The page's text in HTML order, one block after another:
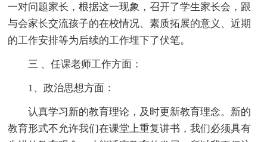
一对问题家长，根据这一现象，召开了学生家长会，跟
与会家长交流孩子的在校情况、素质拓展的意义、近期
的工作安排等为后续的工作埋下了伏笔。
三 、任课老师工作方面：
1、政治思想方面：
认真学习新的教育理论，及时更新教育理念。新的
教育形式不允许我们在课堂上重复讲书，我们必须具有